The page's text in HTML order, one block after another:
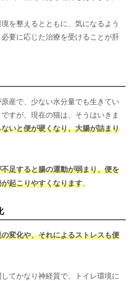
を整えるとともに、気になるよう
要に応じた治療を受けることが肝
産で、少ない水分量でも生きてい
すが、現在の猫は、そうはいきま
いと便が硬くなり、大腸が詰まり
足すると腸の運動が弱まり、便を
起こりやすくなります。
変化や、それによるストレスも便
てかなり神経質で、トイレ環境に